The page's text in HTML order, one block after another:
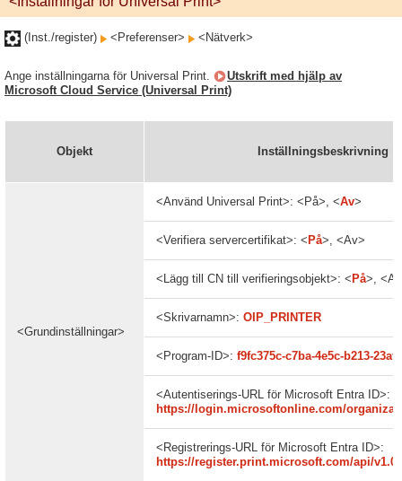
(Inst./register) <Preferenser> <Nätverk>
Ange inställningarna för Universal Print.
Utskrift med hjälp av
Microsoft Cloud Service (Universal Print)
Objekt Inställningsbeskrivning
<Grundinställningar>
<Använd Universal Print>: <På>, <Av>
<Verifiera servercertifikat>: < På>, <Av>
<Lägg till CN till verifieringsobjekt>: < På>,
<Skrivarnamn>: OIP_PRINTER
<Program-ID>: f9fc375c-c7ba-4e5c-b213-
<Autentiserings-URL för Microsoft Entra ID>:
https://login.microsoftonline.com/
<Registrerings-URL för Microsoft Entra ID>:
https://register.print.microsoft.com/api/